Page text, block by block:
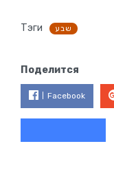
Тэги שבע
Поделится
Facebook